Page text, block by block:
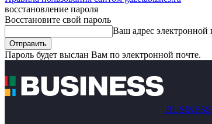
восстановление пароля
Восстановите свой пароль
Ваш адрес электронной
Пароль будет выслан Вам по электронной почте.
BUSINESS